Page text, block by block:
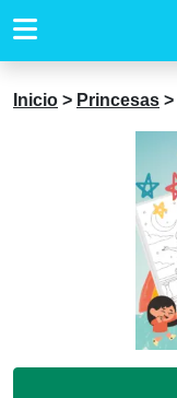
Inicio > Princesas >